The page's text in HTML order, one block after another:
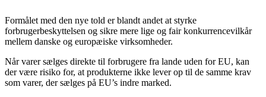
Formålet med den nye told er blandt andet at styrke
forbrugerbeskyttelsen og sikre mere lige og fair konkurrencevilkår
mellem danske og europæiske virksomheder.
Når varer sælges direkte til forbrugere fra lande uden for EU, kan
der være risiko for, at produkterne ikke lever op til de samme krav
som varer, der sælges på EU’s indre marked.